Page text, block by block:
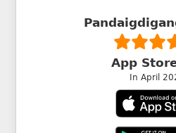
App
In April